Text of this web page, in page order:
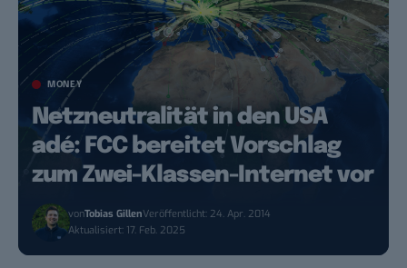
MONEY
Netzneutralität in den USA
adé: FCC bereitet Vorschlag
zum Zwei-Klassen-Internet vor
vonTobias GillenVeröffentlicht: 24. Apr. 2014
Aktualisiert: 17. Feb. 2025